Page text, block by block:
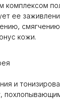
комплексом
ее
кожи.
и